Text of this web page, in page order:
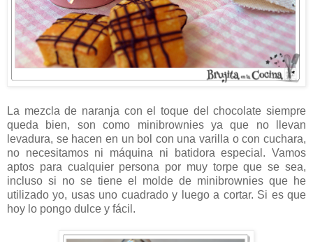
La mezcla de naranja con el toque del chocolate siempre
queda bien, son como minibrownies ya que no llevan
levadura, se hacen en un bol con una varilla o con cuchara,
no necesitamos ni máquina ni batidora especial. Vamos
aptos para cualquier persona por muy torpe que se sea,
incluso si no se tiene el molde de minibrownies que he
utilizado yo, usas uno cuadrado y luego a cortar. Si es que
hoy lo pongo dulce y fácil.